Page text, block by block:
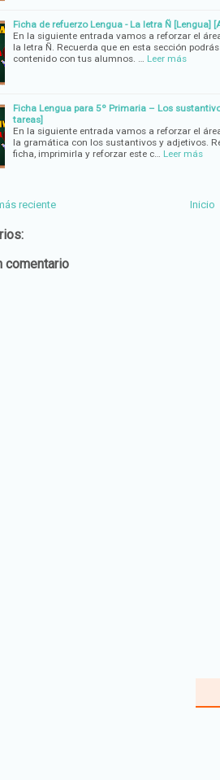
Ficha de refuerzo Lengua - La letra Ñ [Lengua]
En la siguiente entrada vamos a reforzar el
la letra Ñ. Recuerda que en esta sección
contenido con tus alumnos. …
Leer más
Ficha Lengua para 5º Primaria – Los
tareas]
En la siguiente entrada vamos a reforzar el
la gramática con los sustantivos y adjetivos.
ficha, imprimirla y reforzar este c…
Leer más
reciente Inicio
comentario